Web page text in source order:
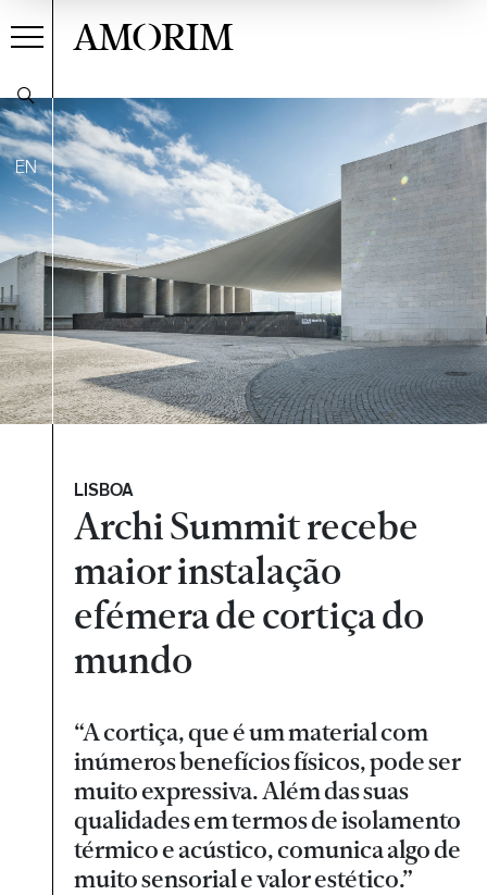
EN
AMORIM
LISBOA
Archi Summit recebe
maior instalação
efémera de cortiça do
mundo
“A cortiça, que é um material com
inúmeros benefícios físicos, pode ser
muito expressiva. Além das suas
qualidades em termos de isolamento
térmico e acústico, comunica algo de
muito sensorial e valor estético.”